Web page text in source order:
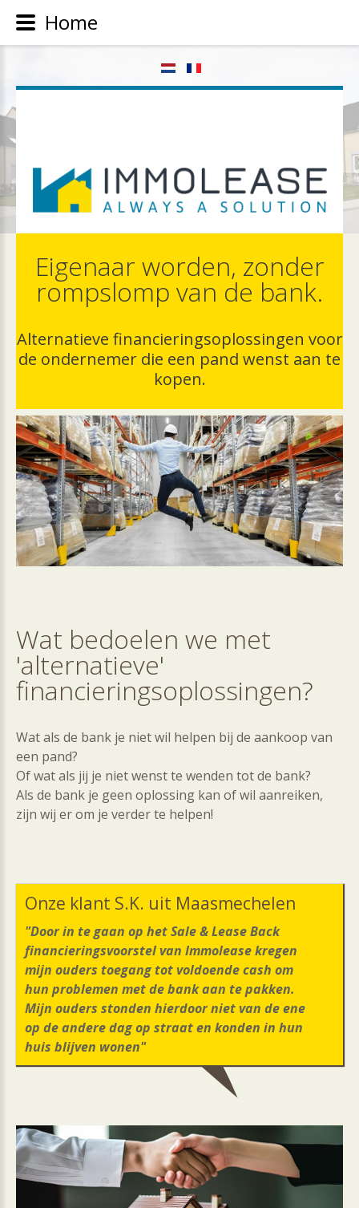
Eigenaar worden, zonder
rompslomp van de bank.
Alternatieve financieringsoplossingen voor
de ondernemer die een pand wenst aan te
kopen.
Wat bedoelen we met
'alternatieve'
financieringsoplossingen?
Wat als de bank je niet wil helpen bij de aankoop van
een pand?
Of wat als jij je niet wenst te wenden tot de bank?
Als de bank je geen oplossing kan of wil aanreiken,
zijn wij er om je verder te helpen!
Onze klant S.K. uit Maasmechelen
"Door in te gaan op het Sale & Lease Back
financieringsvoorstel van Immolease kregen
mijn ouders toegang tot voldoende cash om
hun problemen met de bank aan te pakken.
Mijn ouders stonden hierdoor niet van de ene
op de andere dag op straat en konden in hun
huis blijven wonen"
Home